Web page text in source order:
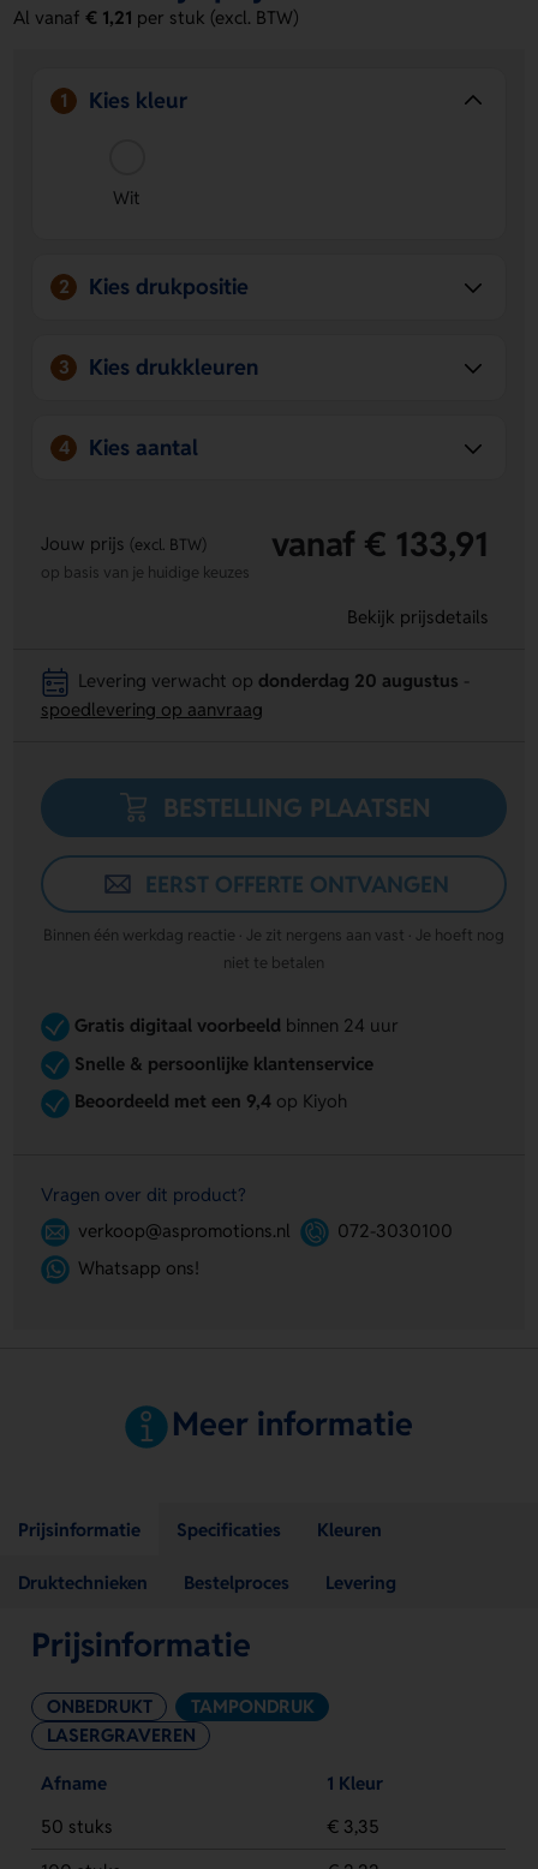
Light
spanning los te laten.
Geschikt voor bedrukking
product speels en herkenbaar.
Al vanaf€ 1,21 per stuk (excl. BTW)
1 Kies kleur
Wit
2 Kies drukpositie
3 Kies drukkleuren
4 Kies aantal
Jouw prijs (excl. BTW) vanaf € 133,91
op basis van je huidige keuzes
Bekijk prijsdetails
Levering verwacht op donderdag 20 augustus
spoedlevering op aanvraag
BESTELLING PLAATSEN
EERST OFFERTE ONTVANGEN
Binnen één werkdag reactie · Je zit nergens aan vast · Je hoeft nog
niet te betalen
Gratis digitaal voorbeeld binnen 24 uur
Snelle & persoonlijke klantenservice
Beoordeeld met een 9,4op Kiyoh
Vragen over dit product?
verkoop@aspromotions.nl
072-3030100
Whatsapp ons!
Meer informatie
Prijsinformatie Specificaties Kleuren
Druktechnieken Bestelproces Levering
Prijsinformatie
ONBEDRUKT
TAMPONDRUK
LASERGRAVEREN
Afname
1 Kleur
50 stuks
€ 3,35